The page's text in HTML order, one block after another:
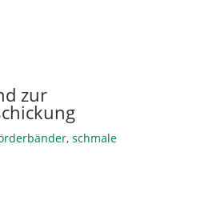
zur
, schmale